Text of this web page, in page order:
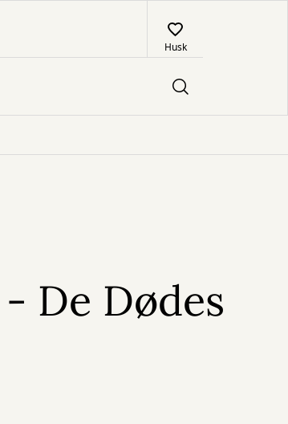
Husk
De Dødes